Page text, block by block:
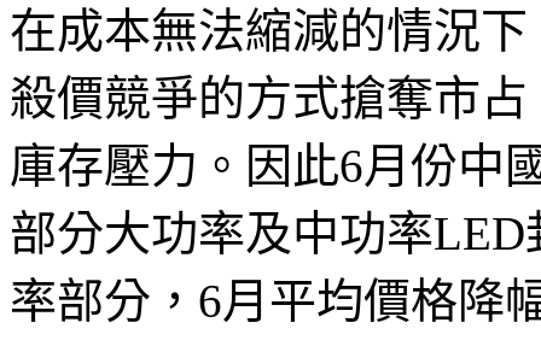
在成本無法縮減的情況
殺價競爭的方式搶奪市
庫存壓力。因此6月份中
部分大功率及中功率
率部分，6月平均價格降